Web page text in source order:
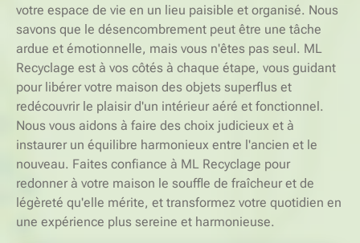
votre espace de vie en un lieu paisible et organisé. Nous
savons que le désencombrement peut être une tâche
ardue et émotionnelle, mais vous n'êtes pas seul. ML
Recyclage est à vos côtés à chaque étape, vous guidant
pour libérer votre maison des objets superflus et
redécouvrir le plaisir d'un intérieur aéré et fonctionnel.
Nous vous aidons à faire des choix judicieux et à
instaurer un équilibre harmonieux entre l'ancien et le
nouveau. Faites confiance à ML Recyclage pour
redonner à votre maison le souffle de fraîcheur et de
légèreté qu'elle mérite, et transformez votre quotidien en
une expérience plus sereine et harmonieuse.